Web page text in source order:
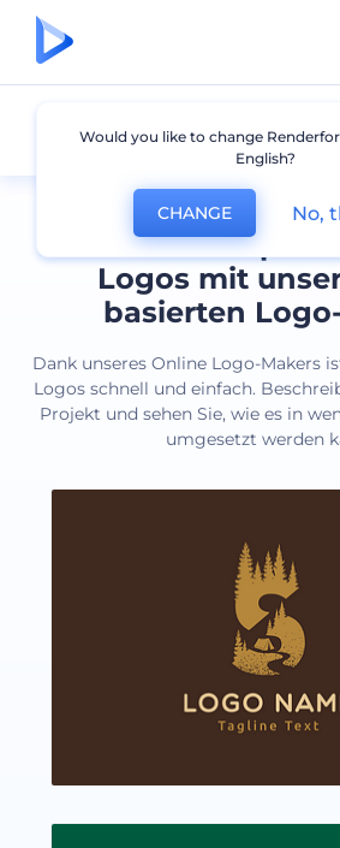
Erstellen Sie
Logos mit
basierten
Dank unseres Online Logo-Makers
Logos schnell und einfach.
Projekt und sehen Sie, wie es in
umgesetzt werden
Alle Logos
Would you like to change
English?
CHANGE No,